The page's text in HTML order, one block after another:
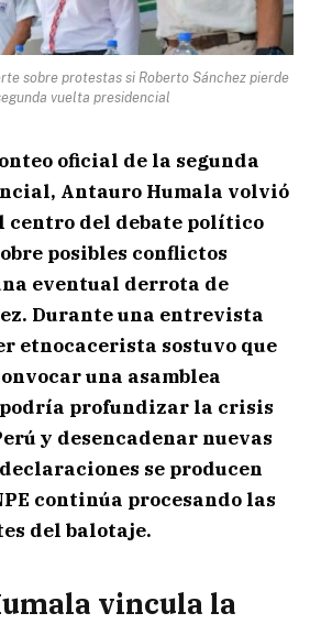
sobre protestas si Roberto Sánchez pierde
vuelta presidencial
oficial de la segunda
Antauro Humala volvió
centro del debate político
posibles conflictos
eventual derrota de
Durante una entrevista
etnocacerista sostuvo que
una asamblea
profundizar la crisis
y desencadenar nuevas
se producen
continúa procesando las
del balotaje.
vincula la